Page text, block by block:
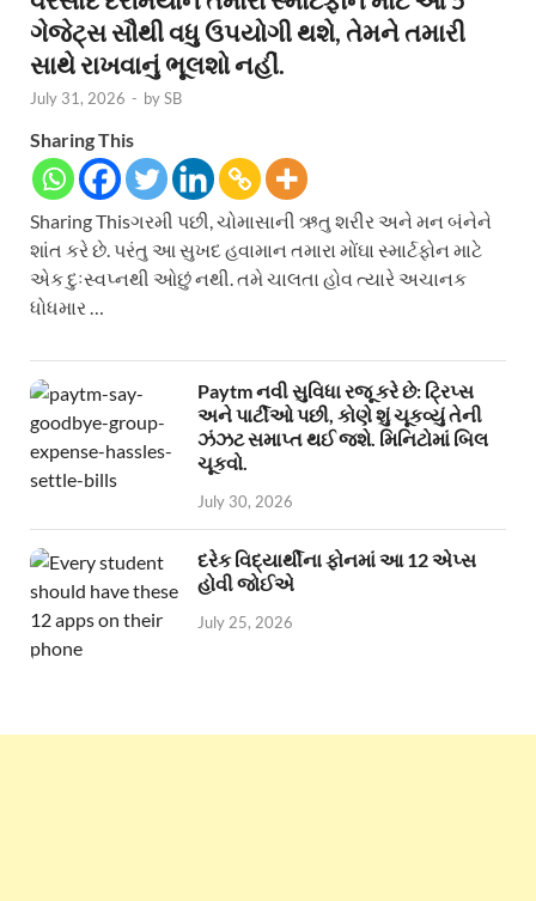
ગેજેટ્સ સૌથી વધુ ઉપયોગી થશે, તેમને તમારી
સાથે રાખવાનું ભૂલશો નહીં.
July 31, 2026 - bySB
Sharing This
Sharing Thisગરમી પછી, ચોમાસાની ઋતુ શરીર અને મન બંનેને
શાંત કરે છે. પરંતુ આ સુખદ હવામાન તમારા મોંઘા સ્માર્ટફોન માટે
એક દુઃસ્વપ્નથી ઓછું નથી. તમે ચાલતા હોવ ત્યારે અચાનક
ધોધમાર …
Paytm નવી સુવિધા રજૂ કરે છે: ટ્રિપ્સ
અને પાર્ટીઓ પછી, કોણે શું ચૂકવ્યું તેની
ઝંઝટ સમાપ્ત થઈ જશે. મિનિટોમાં બિલ
ચૂકવો.
July 30, 2026
દરેક વિદ્યાર્થીના ફોનમાં આ 12 એપ્સ
હોવી જોઈએ
July 25, 2026